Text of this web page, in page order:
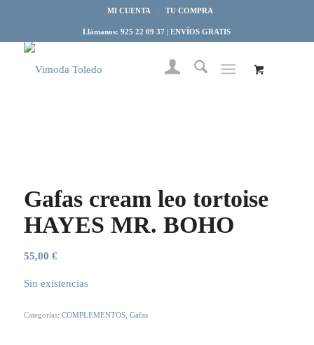
MI CUENTA TU COMPRA
Llámanos: 925 22 09 37 | ENVÍOS GRATIS
Gafas cream leo tortoise
HAYES MR. BOHO
55,00 €
Sin existencias
Categorías: COMPLEMENTOS, Gafas